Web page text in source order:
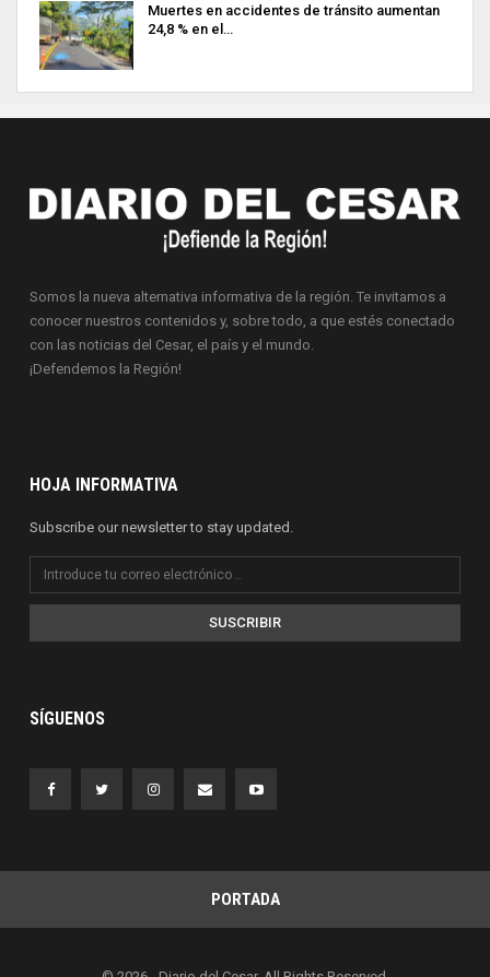
Muertes en accidentes de tránsito aumentan
24,8 % en el…
Somos la nueva alternativa informativa de la región. Te invitamos a
conocer nuestros contenidos y, sobre todo, a que estés conectado
con las noticias del Cesar, el país y el mundo.
¡Defendemos la Región!
HOJA INFORMATIVA
Subscribe our newsletter to stay updated.
SUSCRIBIR
SÍGUENOS
PORTADA